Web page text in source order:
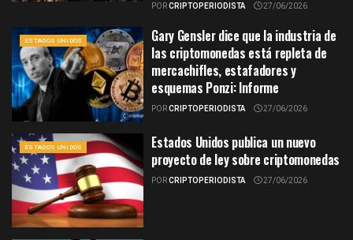
PORCRIPTOPERIODISTA 27/06/2026
ESTADOS UNIDOS
Gary Gensler dice que la industria de
las criptomonedas está repleta de
mercachifles, estafadores y
esquemas Ponzi: Informe
PORCRIPTOPERIODISTA 27/06/2026
ESTADOS UNIDOS
Estados Unidos publica un nuevo
proyecto de ley sobre criptomonedas
PORCRIPTOPERIODISTA 27/06/2026